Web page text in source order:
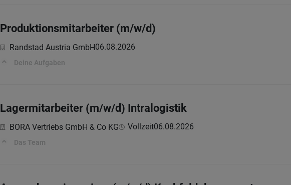
Produktionsmitarbeiter (m/w/d)
Randstad Austria GmbH06.08.2026
Deine Aufgaben
Lagermitarbeiter (m/w/d) Intralogistik
BORA Vertriebs GmbH & Co KG Vollzeit06.08.2026
Das Team